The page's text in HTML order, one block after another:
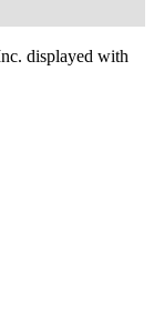
displayed with